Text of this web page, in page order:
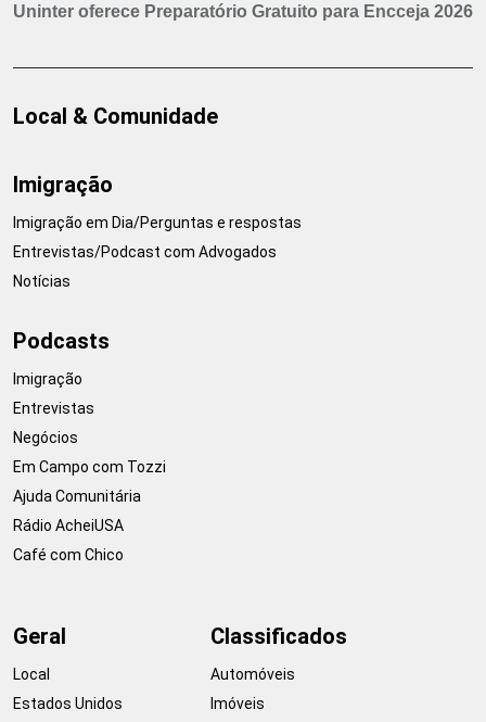
Uninter oferece Preparatório Gratuito para Encceja 2026
Local & Comunidade
Imigração
Imigração em Dia/Perguntas e respostas
Entrevistas/Podcast com Advogados
Notícias
Podcasts
Imigração
Entrevistas
Negócios
Em Campo com Tozzi
Ajuda Comunitária
Rádio AcheiUSA
Café com Chico
Geral
Local
Estados Unidos
Classificados
Automóveis
Imóveis